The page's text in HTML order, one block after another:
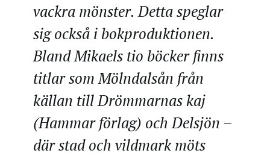
vackra mönster. Detta speglar
sig också i bokproduktionen.
Bland Mikaels tio böcker finns
titlar som Mölndalsån från
källan till Drömmarnas kaj
(Hammar förlag) och Delsjön –
där stad och vildmark möts